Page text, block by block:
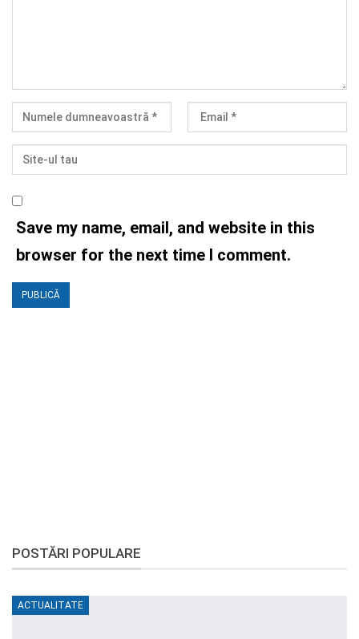
Save my name, email, and website in this
browser for the next time I comment.
POSTĂRI POPULARE
ACTUALITATE